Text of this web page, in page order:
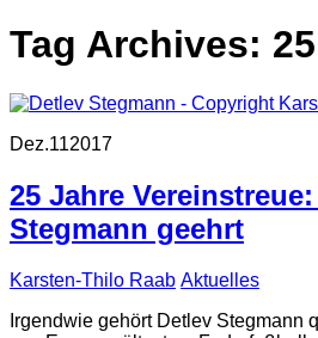
Tag Archives:
Dez.112017
25 Jahre
Stegmann geehrt
Karsten-Thilo Raab Aktuelles
Irgendwie gehört Detlev Stegmann